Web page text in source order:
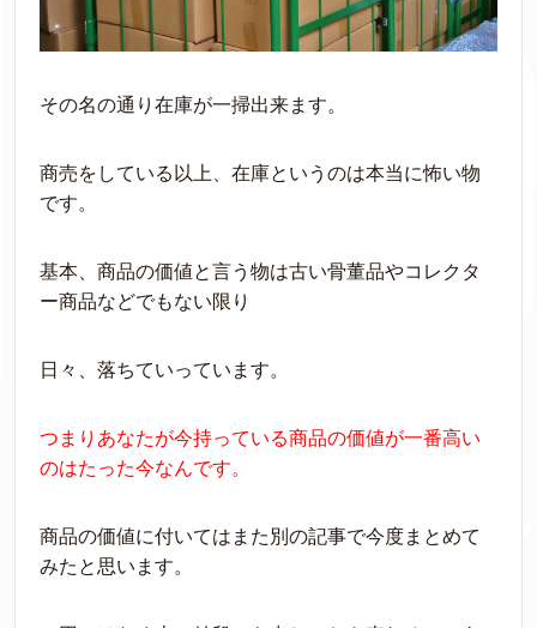
その名の通り在庫が一掃出来ます。
商売をしている以上、在庫というのは本当に怖い物
です。
基本、商品の価値と言う物は古い骨董品やコレクタ
ー商品などでもない限り
日々、落ちていっています。
つまりあなたが今持っている商品の価値が一番高い
のはたった今なんです。
商品の価値に付いてはまた別の記事で今度まとめて
みたと思います。